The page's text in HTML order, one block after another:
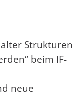
Strukturen
beim IF-
neue